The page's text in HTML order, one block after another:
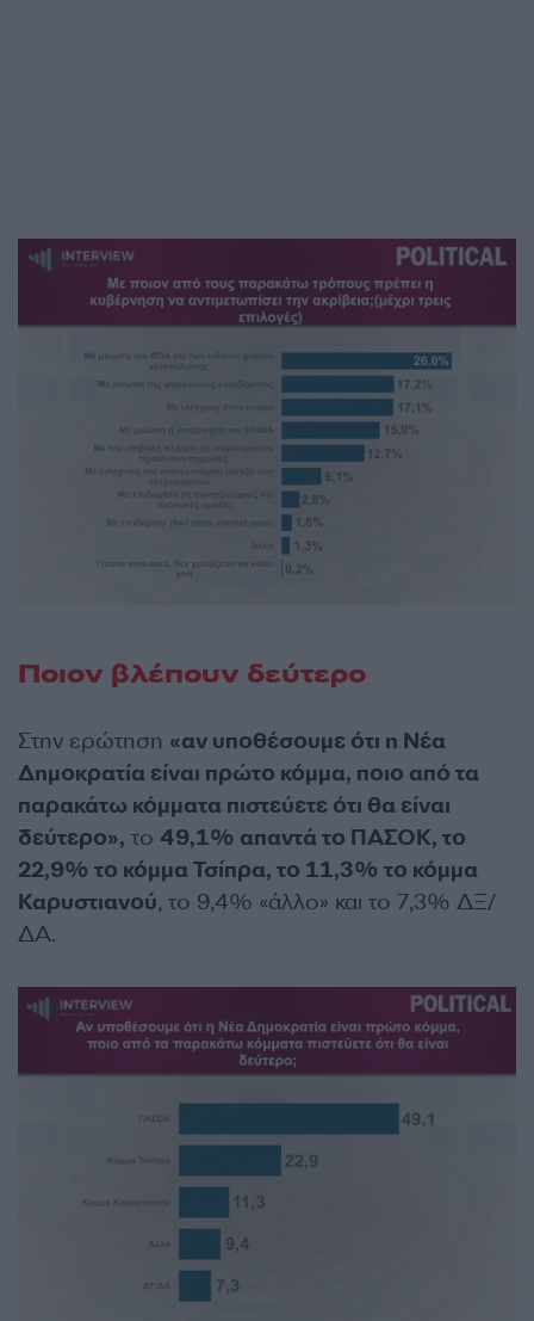
Ποιον βλέπουν δεύτερο
Στην ερώτηση «αν υποθέσουμε ότι η Νέα
Δημοκρατία είναι πρώτο κόμμα, ποιο από τα
παρακάτω κόμματα πιστεύετε ότι θα είναι
δεύτερο», το 49,1% απαντά το ΠΑΣΟΚ, το
22,9% το κόμμα Τσίπρα, το 11,3% το κόμμα
Καρυστιανού, το 9,4% «άλλο» και το 7,3% ΔΞ/
ΔΑ.